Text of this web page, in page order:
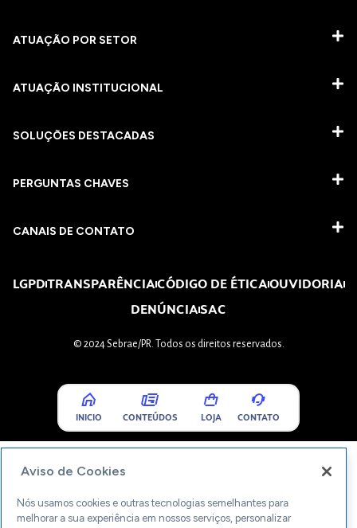
ATUAÇÃO POR SETOR
ATUAÇÃO INSTITUCIONAL
SOLUÇÕES DESTACADAS
PERGUNTAS CHAVES​
CANAIS DE CONTATO
LGPDTRANSPARÊNCIACÓDIGO DE ÉTICAOUVIDORIA
DENÚNCIASAC
© 2024 Sebrae/PR. Todos os direitos reservados.
INICIO CONTEÚDOS LOJA CONTATO
Aviso de Cookies
Nós usamos cookies e outras tecnologias semelhantes para
melhorar a sua experiência em nossos serviços, personalizar